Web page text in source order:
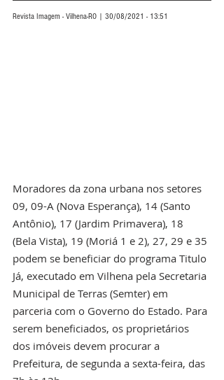
Revista Imagem - Vilhena-RO | 30/08/2021 - 13:51
Moradores da zona urbana nos setores
09, 09-A (Nova Esperança), 14 (Santo
Antônio), 17 (Jardim Primavera), 18
(Bela Vista), 19 (Moriá 1 e 2), 27, 29 e 35
podem se beneficiar do programa Titulo
Já, executado em Vilhena pela Secretaria
Municipal de Terras (Semter) em
parceria com o Governo do Estado. Para
serem beneficiados, os proprietários
dos imóveis devem procurar a
Prefeitura, de segunda a sexta-feira, das